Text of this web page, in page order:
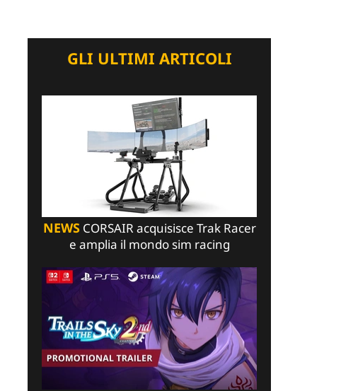
GLI ULTIMI ARTICOLI
NEWSCORSAIR acquisisce Trak Racer
e amplia il mondo sim racing